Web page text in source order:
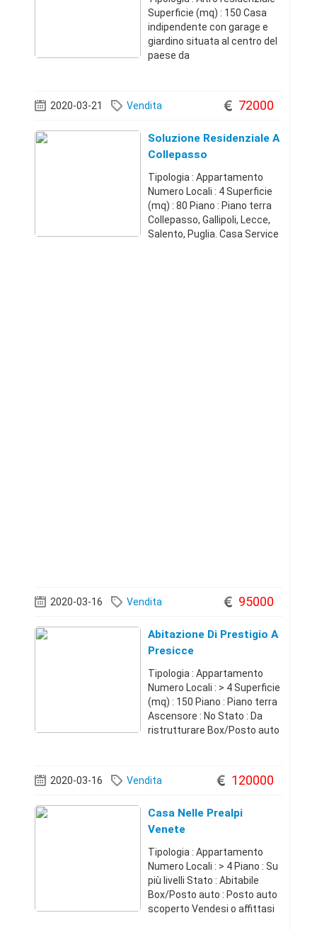
Superficie (mq) : 150 Casa
indipendente con garage e
giardino situata al centro del
paese da
2020-03-21 Vendita 72000
Soluzione Residenziale A
Collepasso
Tipologia : Appartamento
Numero Locali : 4 Superficie
(mq) : 80 Piano : Piano terra
Collepasso, Gallipoli, Lecce,
Salento, Puglia. Casa Service
2020-03-16 Vendita 95000
Abitazione Di Prestigio A
Presicce
Tipologia : Appartamento
Numero Locali : > 4 Superficie
(mq) : 150 Piano : Piano terra
Ascensore : No Stato : Da
ristrutturare Box/Posto auto
cuore di uno dei borghi più
belli e tranquilli dal Sal
2020-03-16 Vendita 120000
Casa Nelle Prealpi
Venete
Tipologia : Appartamento
Numero Locali : > 4 Piano : Su
più livelli Stato : Abitabile
Box/Posto auto : Posto auto
scoperto Vendesi o affittasi